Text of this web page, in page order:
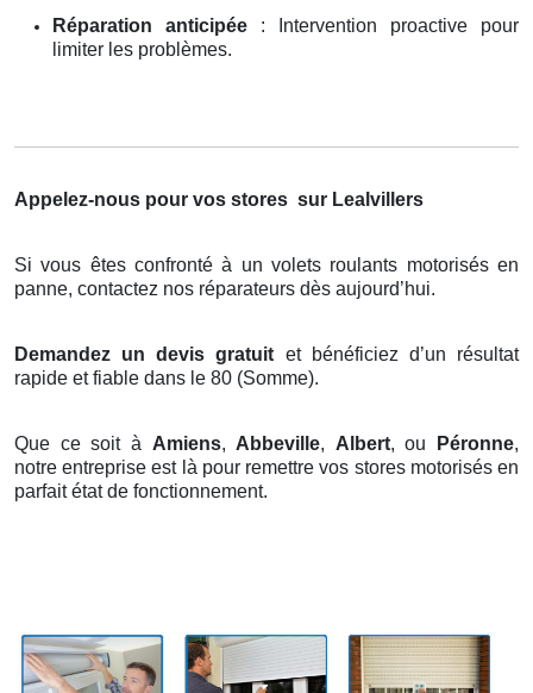
Réparation anticipée : Intervention proactive pour
limiter les problèmes.
Appelez-nous pour vos stores sur Lealvillers
Si vous êtes confronté à un volets roulants motorisés en
panne, contactez nos réparateurs dès aujourd’hui.
Demandez un devis gratuit et bénéficiez d’un résultat
rapide et fiable dans le 80 (Somme).
Que ce soit à Amiens, Abbeville, Albert, ou Péronne,
notre entreprise est là pour remettre vos stores motorisés en
parfait état de fonctionnement.